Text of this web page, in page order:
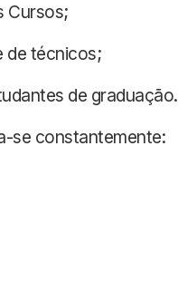
Cursos;
de técnicos;
de graduação.
se constantemente: